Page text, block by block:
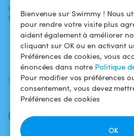
Bienvenue sur Swimmy ! Nous
pour rendre votre visite plus
aident également à améliorer
cliquant sur OK ou en activant
Préférences de cookies, vous
énoncées dans notre Politique
Pour modifier vos préférences
consentement, vous devez
Préférences de cookies
OK
L'aventure
Swimmy
Louer ma
Comment ça
marche ?
SUIVEZ-NOUS
Facebook
Instagram